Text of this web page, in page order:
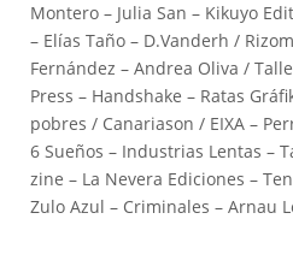
Montero – Julia San – Kikuyo
– Elías Taño – D.Vanderh /
Fernández – Andrea Oliva /
Press – Handshake – Ratas
pobres / Canariason / EIXA –
6 Sueños – Industrias Lentas –
zine – La Nevera Ediciones –
Zulo Azul – Criminales – Arnau